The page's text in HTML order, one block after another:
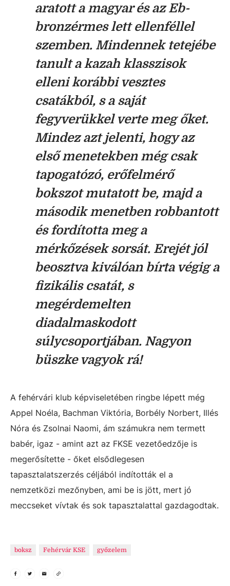
aratott a magyar és az Eb-
bronzérmes lett ellenféllel
szemben. Mindennek tetejébe
tanult a kazah klasszisok
elleni korábbi vesztes
csatákból, s a saját
fegyverükkel verte meg őket.
Mindez azt jelenti, hogy az
első menetekben még csak
tapogatózó, erőfelmérő
bokszot mutatott be, majd a
második menetben robbantott
és fordította meg a
mérkőzések sorsát. Erejét jól
beosztva kiválóan bírta végig a
fizikális csatát, s
megérdemelten
diadalmaskodott
súlycsoportjában. Nagyon
büszke vagyok rá!
A fehérvári klub képviseletében ringbe lépett még
Appel Noéla, Bachman Viktória, Borbély Norbert, Illés
Nóra és Zsolnai Naomi, ám számukra nem termett
babér, igaz - amint azt az FKSE vezetőedzője is
megerősítette - őket elsődlegesen
tapasztalatszerzés céljából indították el a
nemzetközi mezőnyben, ami be is jött, mert jó
meccseket vívtak és sok tapasztalattal gazdagodtak.
boksz Fehérvár KSE győzelem